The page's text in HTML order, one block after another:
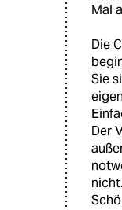
Mal
Die
Sie
Der
nicht.